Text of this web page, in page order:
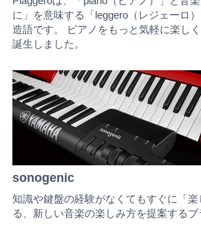
に」を意味する「leggero（レジェーロ
造語です。 ピアノをもっと気軽に楽し
誕生しました。
sonogenic
知識や鍵盤の経験がなくてもすぐに「楽
る、新しい音楽の楽しみ方を提案するブ